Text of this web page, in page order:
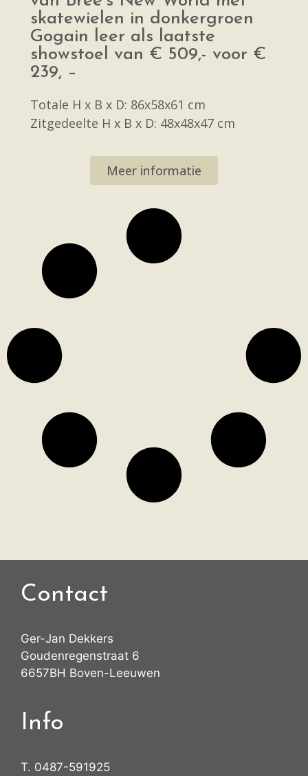
skatewielen in donkergroen
Gogain leer als laatste
showstoel van € 509,- voor €
239, –
Totale H x B x D: 86x58x61 cm
Zitgedeelte H x B x D: 48x48x47 cm
Meer informatie
Contact
Ger-Jan Dekkers
Goudenregenstraat 6
6657BH Boven-Leeuwen
Info
T. 0487-591925